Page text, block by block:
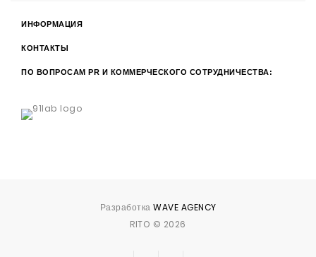
ИНФОРМАЦИЯ
КОНТАКТЫ
ПО ВОПРОСАМ PR И КОММЕРЧЕСКОГО СОТРУДНИЧЕСТВА:
Разработка WAVE AGENCY
RITO © 2026